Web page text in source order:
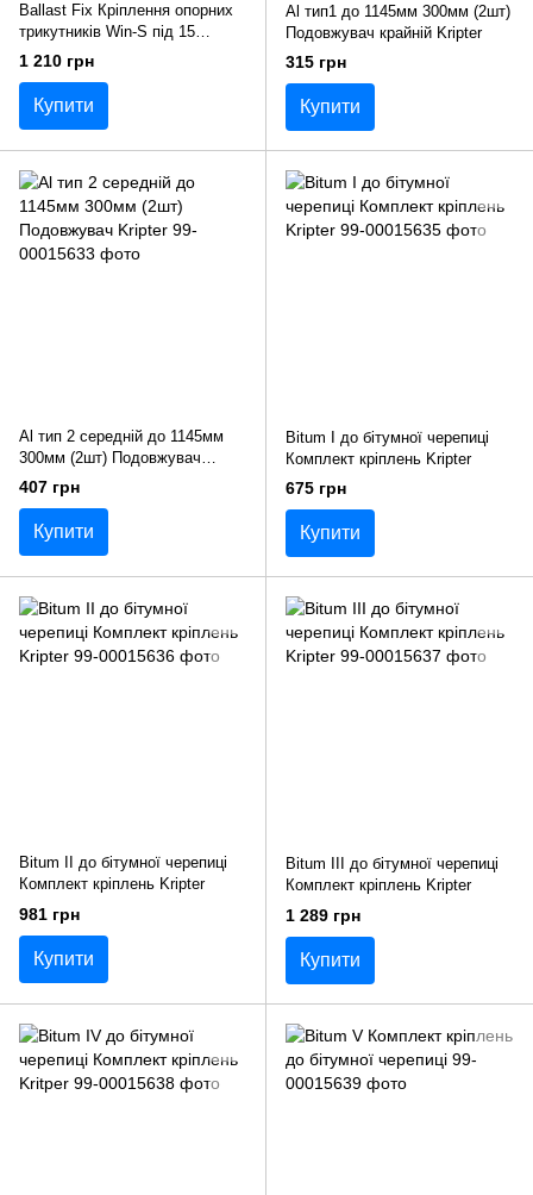
Ballast Fix Кріплення опорних
трикутників Win-S під 15
градусів у зборі 2021
1 210 грн
Купити
Al тип1 до 1145мм 300мм (2шт)
Подовжувач крайній Kripter
315 грн
Купити
Al тип 2 середній до 1145мм
300мм (2шт) Подовжувач
Kripter
407 грн
Купити
Bitum I до бітумної черепиці
Комплект кріплень Kripter
675 грн
Купити
Bitum II до бітумної черепиці
Комплект кріплень Kripter
981 грн
Купити
Bitum III до бітумної черепиці
Комплект кріплень Kripter
1 289 грн
Купити